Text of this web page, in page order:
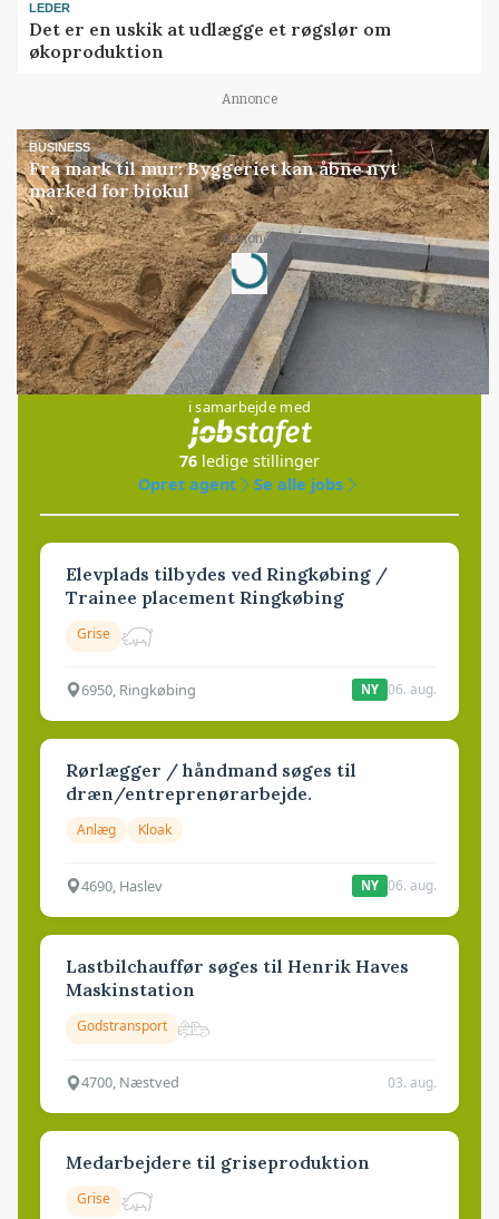
LEDER
Det er en uskik at udlægge et røgslør om
økoproduktion
Annonce
BUSINESS
Fra mark til mur: Byggeriet kan åbne nyt
marked for biokul
Annonce
Loading...
Jobs
i samarbejde med
76 ledige stillinger
Opret agent
Se alle jobs
Elevplads tilbydes ved Ringkøbing /
Trainee placement Ringkøbing
Grise
6950, Ringkøbing NY 06. aug.
Rørlægger / håndmand søges til
dræn/entreprenørarbejde.
Anlæg Kloak
4690, Haslev NY 06. aug.
Lastbilchauffør søges til Henrik Haves
Maskinstation
Godstransport
4700, Næstved 03. aug.
Medarbejdere til griseproduktion
Grise